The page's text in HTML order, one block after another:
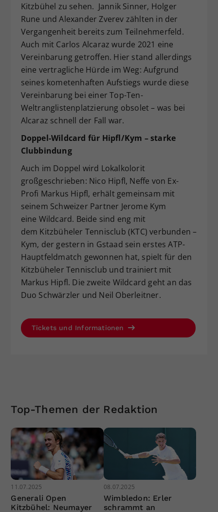
Kitzbühel zu sehen. Jannik Sinner, Holger
Rune und Alexander Zverev zählten in der
Vergangenheit bereits zum Teilnehmerfeld.
Auch mit Carlos Alcaraz wurde 2021 eine
Vereinbarung getroffen. Hier stand allerdings
eine vertragliche Hürde im Weg: Aufgrund
seines kometenhaften Aufstiegs wurde diese
Vereinbarung bei einer Top-Ten-
Weltranglistenplatzierung obsolet – was bei
Alcaraz schnell der Fall war.
Doppel-Wildcard für Hipfl/Kym – starke
Clubbindung
Auch im Doppel wird Lokalkolorit
großgeschrieben: Nico Hipfl, Neffe von Ex-
Profi Markus Hipfl, erhält gemeinsam mit
seinem Schweizer Partner Jerome Kym
eine Wildcard. Beide sind eng mit
dem Kitzbüheler Tennisclub (KTC) verbunden –
Kym, der gestern in Gstaad sein erstes ATP-
Hauptfeldmatch gewonnen hat, spielt für den
Kitzbüheler Tennisclub und trainiert mit
Markus Hipfl. Die zweite Wildcard geht an das
Duo Schwärzler und Neil Oberleitner.
Tickets und Informationen
Top-Themen der Redaktion
11.07.2025
Generali Open
Kitzbühel: Neumayer
08.07.2025
Wimbledon: Erler
schrammt an